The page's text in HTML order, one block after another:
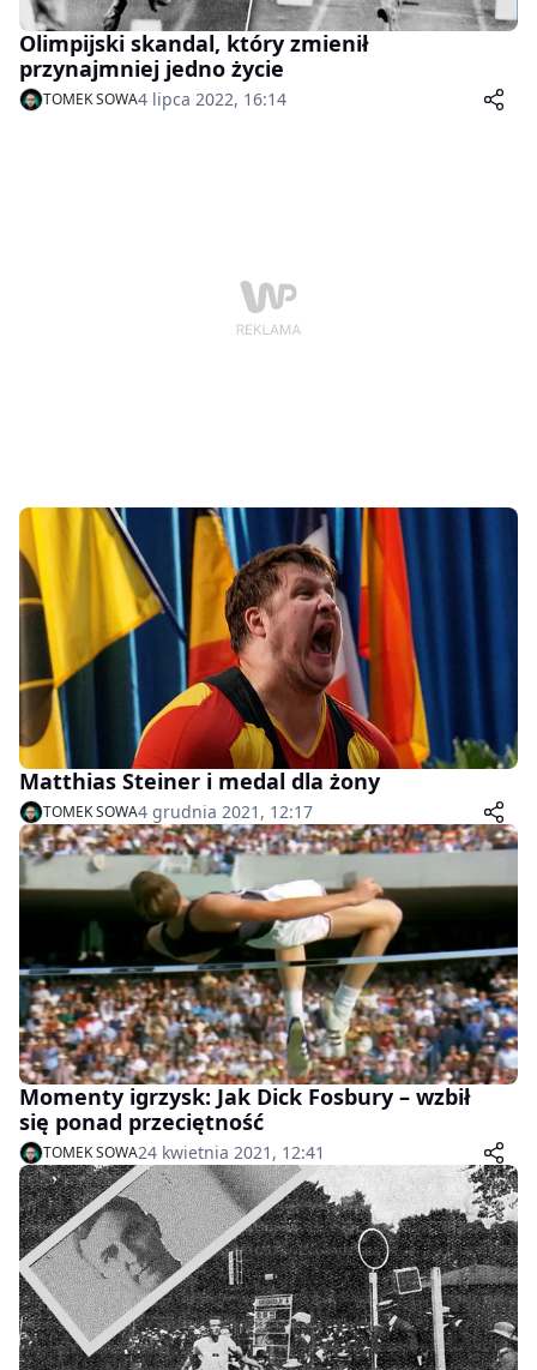
Olimpijski skandal, który zmienił
przynajmniej jedno życie
TOMEK SOWA4 lipca 2022, 16:14
Matthias Steiner i medal dla żony
TOMEK SOWA4 grudnia 2021, 12:17
Momenty igrzysk: Jak Dick Fosbury – wzbił
się ponad przeciętność
TOMEK SOWA24 kwietnia 2021, 12:41